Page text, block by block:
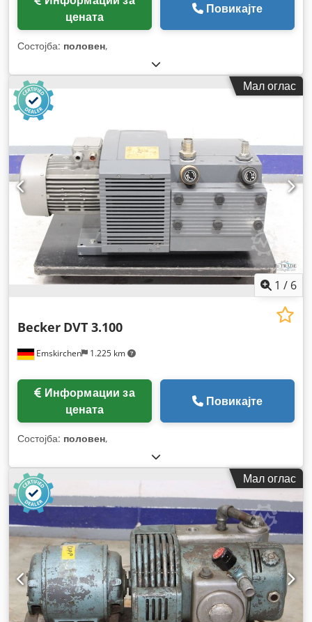
цената
Повикајте
Состојба: половен,
Мал оглас
1 / 6
Emskirchen 1.225 km
Becker DVT 3.100
цената
Повикајте
Состојба: половен,
Мал оглас